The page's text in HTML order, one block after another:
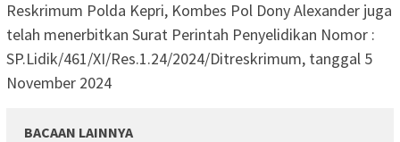
Reskrimum Polda Kepri, Kombes Pol Dony Alexander juga
telah menerbitkan Surat Perintah Penyelidikan Nomor :
SP.Lidik/461/XI/Res.1.24/2024/Ditreskrimum, tanggal 5
November 2024
BACAAN LAINNYA